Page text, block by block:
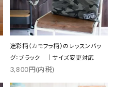
迷彩柄（カモフラ柄）のレッスンバッ
グ：ブラック ｜サイズ変更対応
3,800円(内税)
する